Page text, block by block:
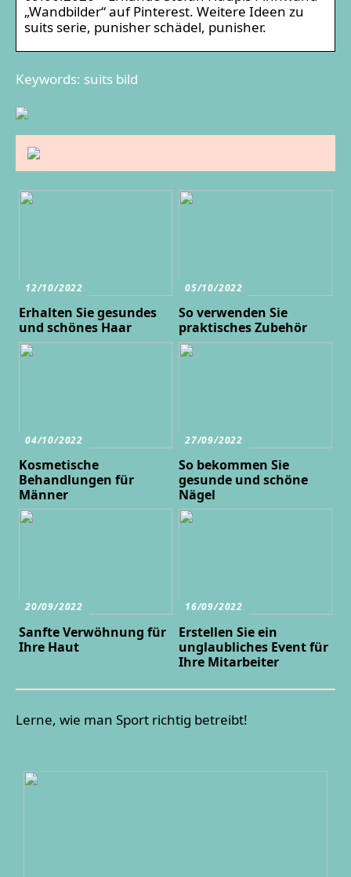
„Wandbilder“ auf Pinterest. Weitere Ideen zu
suits serie, punisher schädel, punisher.
Keywords: suits bild
12/10/2022
Erhalten Sie gesundes
und schönes Haar
05/10/2022
So verwenden Sie
praktisches Zubehör
04/10/2022
Kosmetische
Behandlungen für
Männer
27/09/2022
So bekommen Sie
gesunde und schöne
Nägel
20/09/2022
Sanfte Verwöhnung für
Ihre Haut
16/09/2022
Erstellen Sie ein
unglaubliches Event für
Ihre Mitarbeiter
Lerne, wie man Sport richtig betreibt!